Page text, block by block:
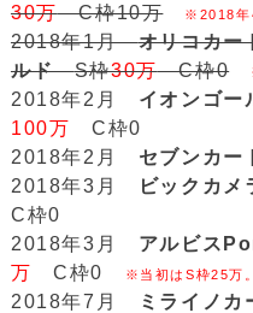
30万C枠10万 ※2018年
2018年1月オリコカー
ルドS枠30万C枠0
2018年2月 イオンゴー
100万 C枠0
2018年2月 セブンカー
2018年3月
ビックカ
C枠0
2018年3月 アルビス
万 C枠0 ※当初はS枠25万
2018年7月 ミライノカ